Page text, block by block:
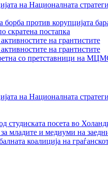
на Националната
против корупцијата
скратена постапка
на грантистите
на грантистите
со претставници на
на Националната
студиската посета во
младите и медиуми на
коалиција на